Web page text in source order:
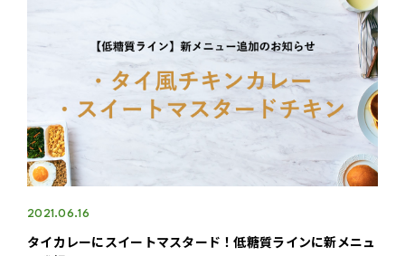
2021.06.16
タイカレーにスイートマスタード！低糖質ラインに新メニュ